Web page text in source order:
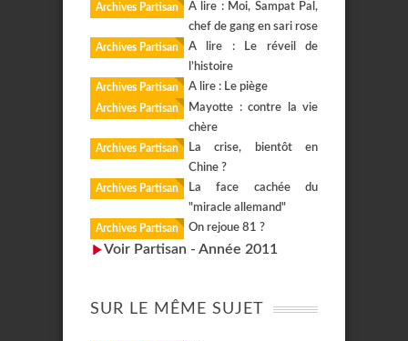
Archives Partisan
A lire : Moi, Sampat Pal,
chef de gang en sari rose
Archives Partisan
A lire : Le réveil de
l’histoire
Archives Partisan A lire : Le piège
Archives Partisan
Mayotte : contre la vie
chère
Archives Partisan
La crise, bientôt en
Chine ?
Archives Partisan
La face cachée du
"miracle allemand"
Archives Partisan On rejoue 81 ?
Voir Partisan - Année 2011
SUR LE MÊME SUJET